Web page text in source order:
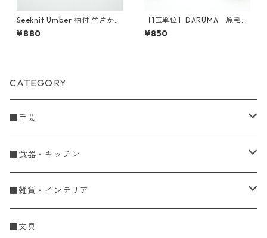
Seeknit Umber 柄付 竹片かぎ
針 13cm [9/0、10/0]
¥880
【1玉単位】DARUMA 原毛に
近いメリノウール
¥850
CATEGORY
■手芸
手編糸
Spring & Summer
Fall & Winter
刺し子・こぎん
刺し子糸
KIT
■食器・キッチン
食器
豆皿・小皿
調理道具
■雑貨・インテリア
収納雑貨
■文具